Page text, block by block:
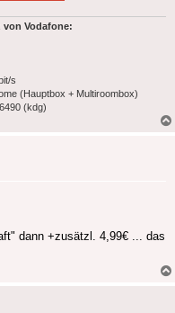
Vodafone:
s
(Hauptbox + Multiroombox)
(kdg)
dann +zusätzl. 4,99€ ... das